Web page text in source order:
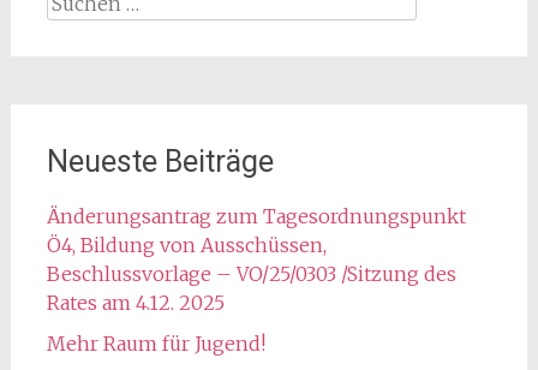
Neueste Beiträge
Änderungsantrag zum Tagesordnungspunkt
Ö4, Bildung von Ausschüssen,
Beschlussvorlage – VO/25/0303 /Sitzung des
Rates am 4.12. 2025
Mehr Raum für Jugend!